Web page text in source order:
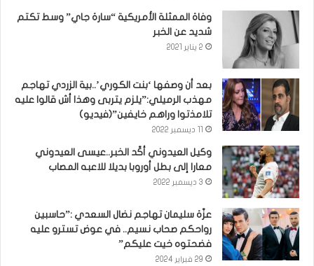
وفاة الممثلة الأمريكية “سارة جاي” وسط تكتم
شديد عن الخبر
2 يناير 2021
بعد أن وصفها ‘بنت الكوري’..بية الزردي تهاجم
مهذب الرميلي:”يلزم يتربى وهذا أش قالوا عليه
تلامذتوا وراهم خايفين”(فيديو)
وكيل العيدوني أكّد الخبر..عيسى العيدوني
معارا إلى بطل أوروبا بديلا للاعبه المصاب
3 ديسمبر 2022
عزّة سليمان تهاجم نضال السعدي :”حاسبين
رواحكم صحاب نسيم.. في عوض تسترو عليه
فضحتوه خيت عليكم”
29 فبراير 2024